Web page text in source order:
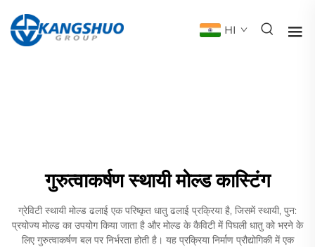
HI
गुरुत्वाकर्षण स्थायी मोल्ड कास्टिंग
ग्रेविटी स्थायी मोल्ड ढलाई एक परिष्कृत धातु ढलाई प्रक्रिया है, जिसमें स्थायी, पुन:
प्रयोज्य मोल्ड का उपयोग किया जाता है और मोल्ड के कैविटी में पिघली धातु को भरने के
लिए गुरुत्वाकर्षण बल पर निर्भरता होती है। यह प्रक्रिया निर्माण प्रौद्योगिकी में एक